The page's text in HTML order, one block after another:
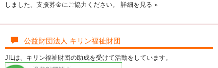
しました。支援募金にご協力ください。 詳細を見る »
公益財団法人 キリン福祉財団
JILは、キリン福祉財団の助成を受けて活動をしています。